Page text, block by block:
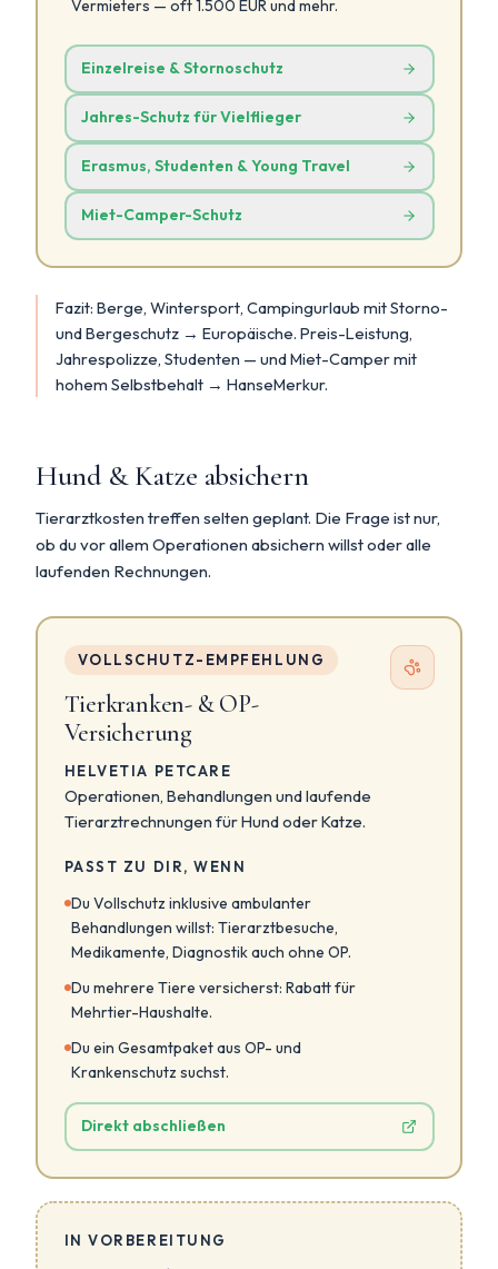
Vermieters — oft 1.500 EUR und mehr.
Einzelreise & Stornoschutz
Jahres-Schutz für Vielflieger
Erasmus, Studenten & Young Travel
Miet-Camper-Schutz
Fazit: Berge, Wintersport, Campingurlaub mit Storno-
und Bergeschutz → Europäische. Preis-Leistung,
Jahrespolizze, Studenten — und Miet-Camper mit
hohem Selbstbehalt → HanseMerkur.
Hund & Katze absichern
Tierarztkosten treffen selten geplant. Die Frage ist nur,
ob du vor allem Operationen absichern willst oder alle
laufenden Rechnungen.
VOLLSCHUTZ-EMPFEHLUNG
Tierkranken- & OP-
Versicherung
HELVETIA PETCARE
Operationen, Behandlungen und laufende
Tierarztrechnungen für Hund oder Katze.
PASST ZU DIR, WENN
Du Vollschutz inklusive ambulanter
Behandlungen willst: Tierarztbesuche,
Medikamente, Diagnostik auch ohne OP.
Du mehrere Tiere versicherst: Rabatt für
Mehrtier-Haushalte.
Du ein Gesamtpaket aus OP- und
Krankenschutz suchst.
Direkt abschließen
IN VORBEREITUNG